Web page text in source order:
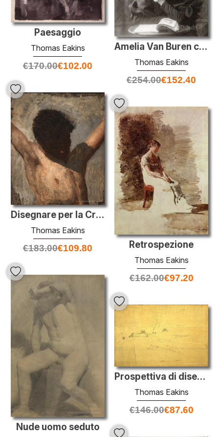
Paesaggio
Thomas Eakins
€170.00€102.00
Amelia Van Buren con il gatto
Thomas Eakins
€254.00€152.40
Disegnare per la Crocifissione
Thomas Eakins
€183.00€109.80 Retrospezione
Thomas Eakins
€162.00€97.20
Nude uomo seduto
Prospettiva di disegno per i Fratelli Biglin Turning The Stake
Thomas Eakins
€146.00€87.60